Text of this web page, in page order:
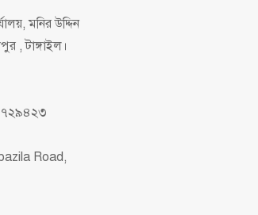
মনির উদ্দিন
, টাঙ্গাইল।
৭২৯৪২৩
Road,